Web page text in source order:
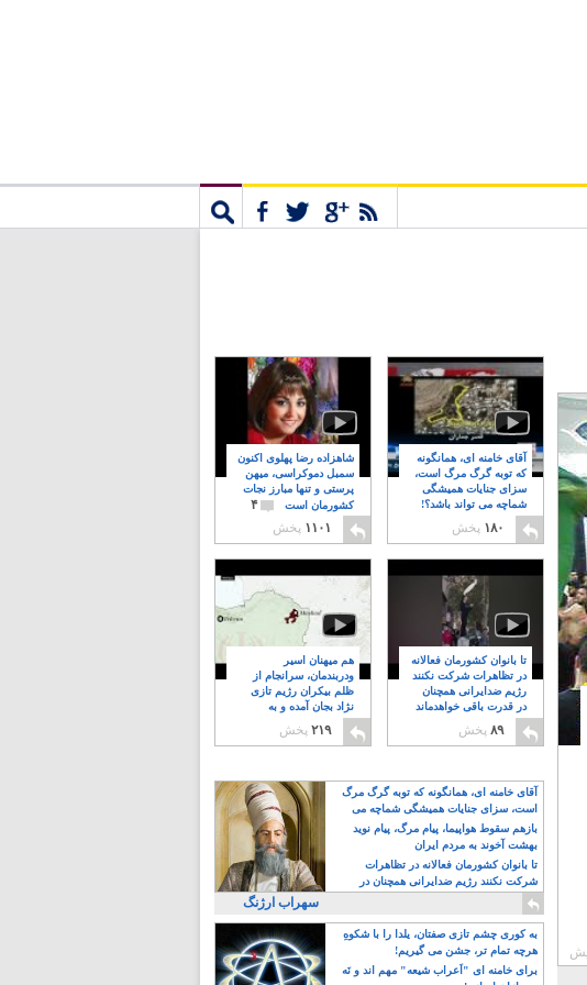
شاهزاده رضا پهلوی اکنون
سمبل دموکراسی، میهن
پرستی و تنها مبارز نجات
کشورمان است
۴
۱۱۰۱ پخش
آقای خامنه ای، همانگونه
که توبه گرگ مرگ است،
سزای جنایات همیشگی
شماچه می تواند باشد؟!
۸
۱۸۰ پخش
هم میهنان اسیر
ودربندمان، سرانجام از
ظلم بیکران رژیم تازی
نژاد بجان آمده و به
۲۱۹ پخش
تا بانوان کشورمان فعالانه
در تظاهرات شرکت نکنند
رژیم ضدایرانی همچنان
در قدرت باقی خواهدماند
۸
۸۹ پخش
آقای خامنه ای، همانگونه که توبه گرگ مرگ
است، سزای جنایات همیشگی شماچه می
تواند باشد؟!
بازهم سقوط هواپیما، پیام مرگ، پیام نوید
بهشت آخوند به مردم ایران
تا بانوان کشورمان فعالانه در تظاهرات
شرکت نکنند رژیم ضدایرانی همچنان در
قدرت باقی خواهدماند
سهراب ارژنگ
به کوری چشم تازی صفتان، یلدا را با شکوهِ
هرچه تمام تر، جشن می گیریم!
برای خامنه ای "اَعراب شیعه" مهم اند و نَه